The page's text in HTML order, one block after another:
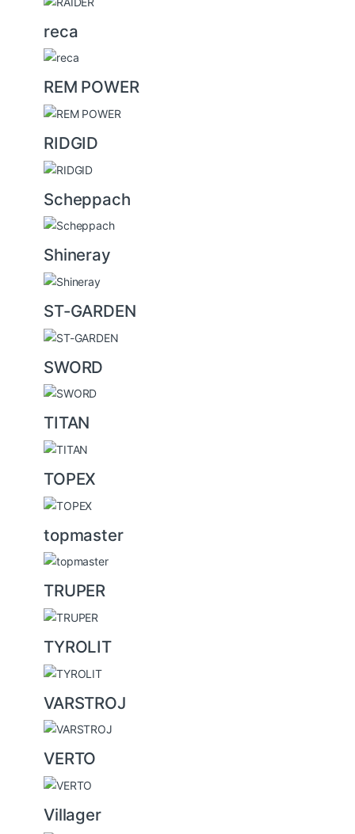
reca
REM POWER
RIDGID
Scheppach
Shineray
ST-GARDEN
SWORD
TITAN
TOPEX
topmaster
TRUPER
TYROLIT
VARSTROJ
VERTO
Villager